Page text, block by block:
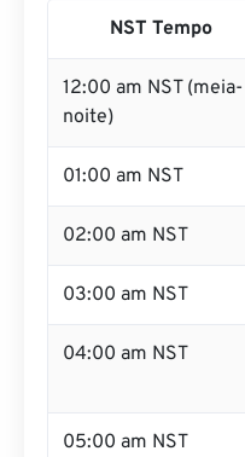
NST Tempo
12:00 am NST (meia-
noite)
01:00 am NST
02:00 am NST
03:00 am NST
04:00 am NST
05:00 am NST